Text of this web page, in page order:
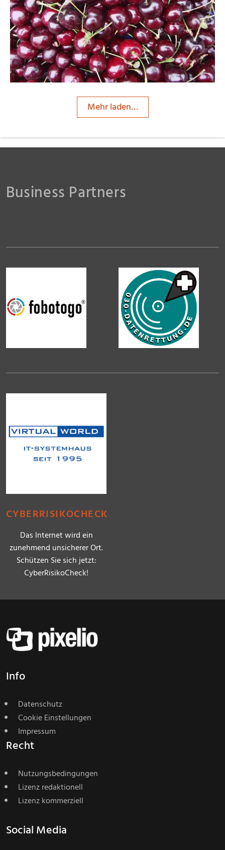
Tomburg
Mehr laden…
Business Partners
CYBERRISIKOCHECK
Das Internet wird ein
zunehmend unsicherer Ort.
Schützen Sie sich jetzt:
CyberRisikoCheck!
Info
Datenschutz
Cookie Einstellungen
Impressum
Recht
Nutzungsbedingungen
Lizenz redaktionell
Lizenz kommerziell
Social Media